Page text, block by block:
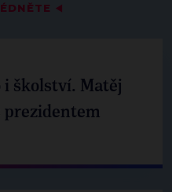
◀
i školství. Matěj
prezidentem